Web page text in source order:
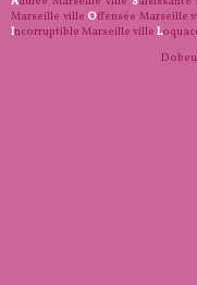
Marseille ville Offensée Marseille
Incorruptible Marseille ville L